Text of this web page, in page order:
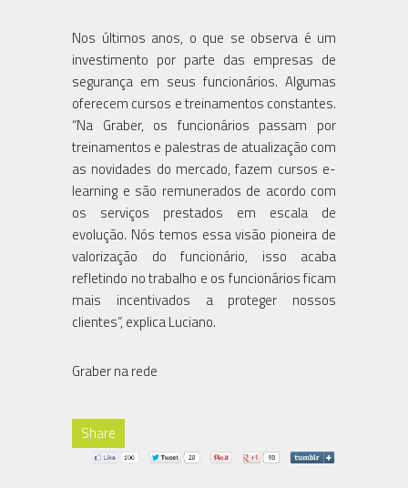
Nos últimos anos, o que se observa é um
investimento por parte das empresas de
segurança em seus funcionários. Algumas
oferecem cursos e treinamentos constantes.
“Na Graber, os funcionários passam por
treinamentos e palestras de atualização com
as novidades do mercado, fazem cursos e-
learning e são remunerados de acordo com
os serviços prestados em escala de
evolução. Nós temos essa visão pioneira de
valorização do funcionário, isso acaba
refletindo no trabalho e os funcionários ficam
mais incentivados a proteger nossos
clientes”, explica Luciano.
Graber na rede
Share